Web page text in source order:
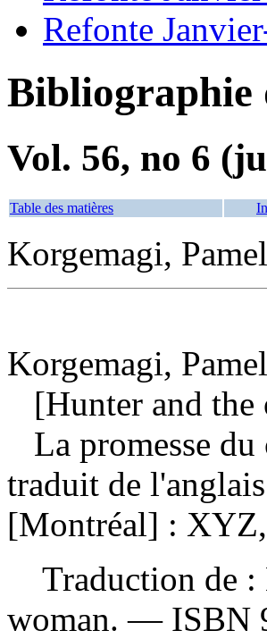
Refonte
Bibliographie
Vol. 56, no 6
Table des matières
Korgemagi,
Korgemagi,
[Hunter and the
La promesse
traduit de
[Montréal] :
Traduction de :
woman. — ISBN